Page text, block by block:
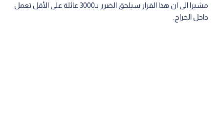
مشيرا الى ان هذا القرار سيلحق الضرر بـ3000 عائلة على الأقل تعمل
داخل الحراج.